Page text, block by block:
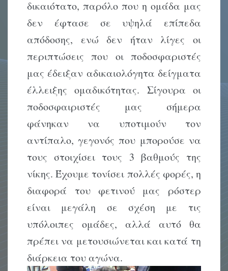
δικαιότατο, παρόλο που η ομάδα μας
δεν έφτασε σε υψηλά επίπεδα
απόδοσης, ενώ δεν ήταν λίγες οι
περιπτώσεις που οι ποδοσφαριστές
μας έδειξαν αδικαιολόγητα δείγματα
έλλειξης ομαδικότητας. Σίγουρα οι
ποδοσφαιριστές μας σήμερα
φάνηκαν να υποτιμούν τον
αντίπαλο, γεγονός που μπορούσε να
τους στοιχίσει τους 3 βαθμούς της
νίκης. Έχουμε τονίσει πολλές φορές, η
διαφορά του φετινού μας ρόστερ
είναι μεγάλη σε σχέση με τις
υπόλοιπες ομάδες, αλλά αυτό θα
πρέπει να μετουσιώνεται και κατά τη
διάρκεια του αγώνα.